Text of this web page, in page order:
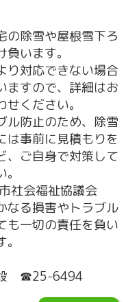
の除雪や屋根雪下ろ
負います。
り対応できない場合
ますので、詳細はお
せください。
ル防止のため、除雪
は事前に見積もりを
、ご自身で対策して
社会福祉協議会
なる損害やトラブル
も一切の責任を負い
☎25-6494